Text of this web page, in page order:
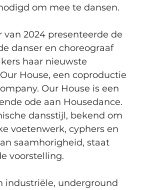
om mee te dansen.
van 2024 presenteerde de
danser en choreograaf
haar nieuwste
House, een coproductie
Our House is een
ode aan Housedance.
dansstijl, bekend om
voetenwerk, cyphers en
saamhorigheid, staat
voorstelling.
industriële, underground